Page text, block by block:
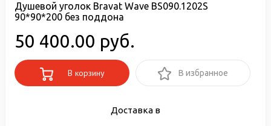
Душевой уголок Bravat Wave BS090.1202S
90*90*200 без поддона
50 400.00 руб.
В корзину В избранное
Доставка в